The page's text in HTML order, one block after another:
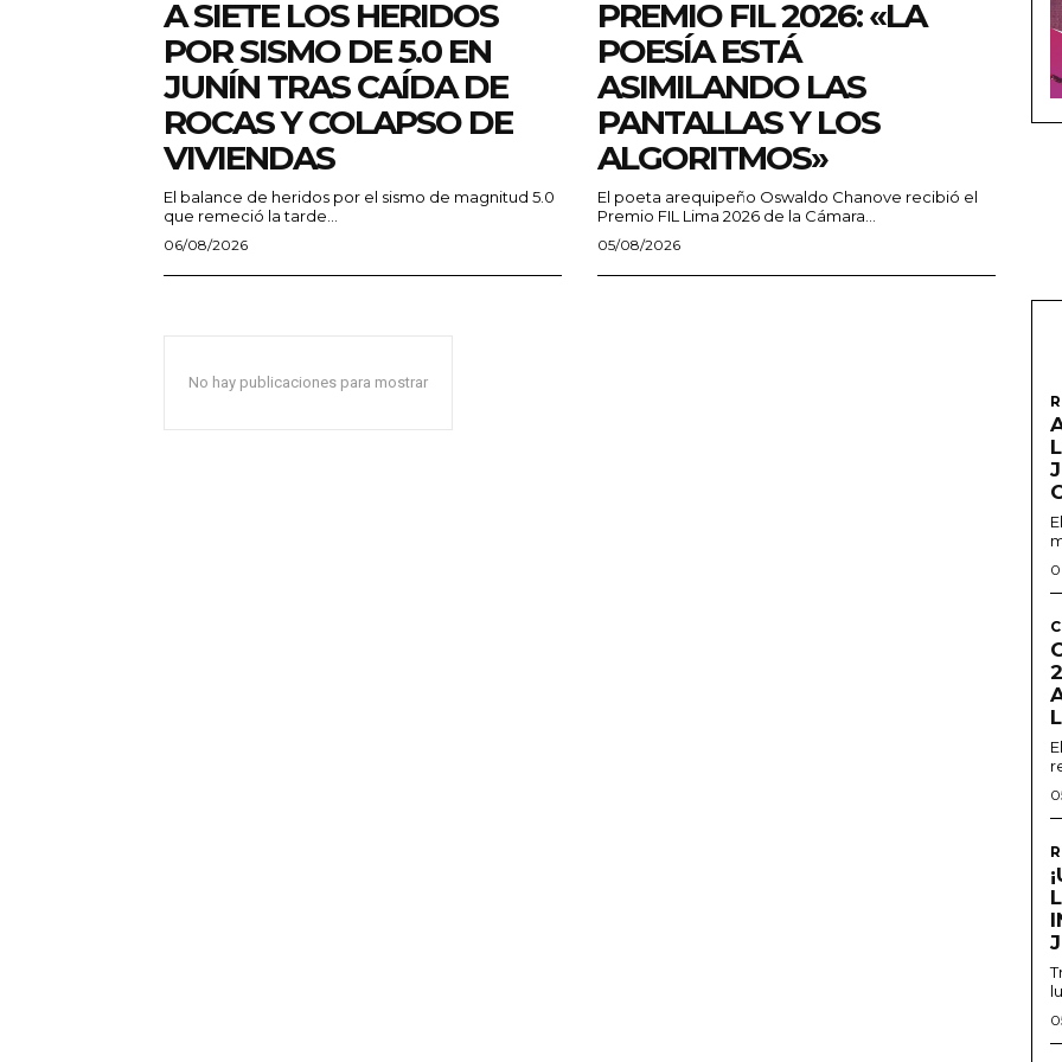
A SIETE LOS HERIDOS
POR SISMO DE 5.0 EN
JUNÍN TRAS CAÍDA DE
ROCAS Y COLAPSO DE
VIVIENDAS
El balance de heridos por el sismo de magnitud 5.0
que remeció la tarde...
06/08/2026
PREMIO FIL 2026: «LA
POESÍA ESTÁ
ASIMILANDO LAS
PANTALLAS Y LOS
ALGORITMOS»
El poeta arequipeño Oswaldo Chanove recibió el
Premio FIL Lima 2026 de la Cámara...
05/08/2026
No hay publicaciones para mostrar